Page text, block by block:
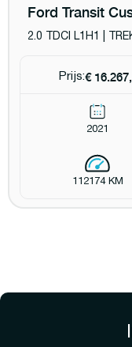
Ford Transit
2.0 TDCI L1H1 |
Prijs:€
2021
112174 KM